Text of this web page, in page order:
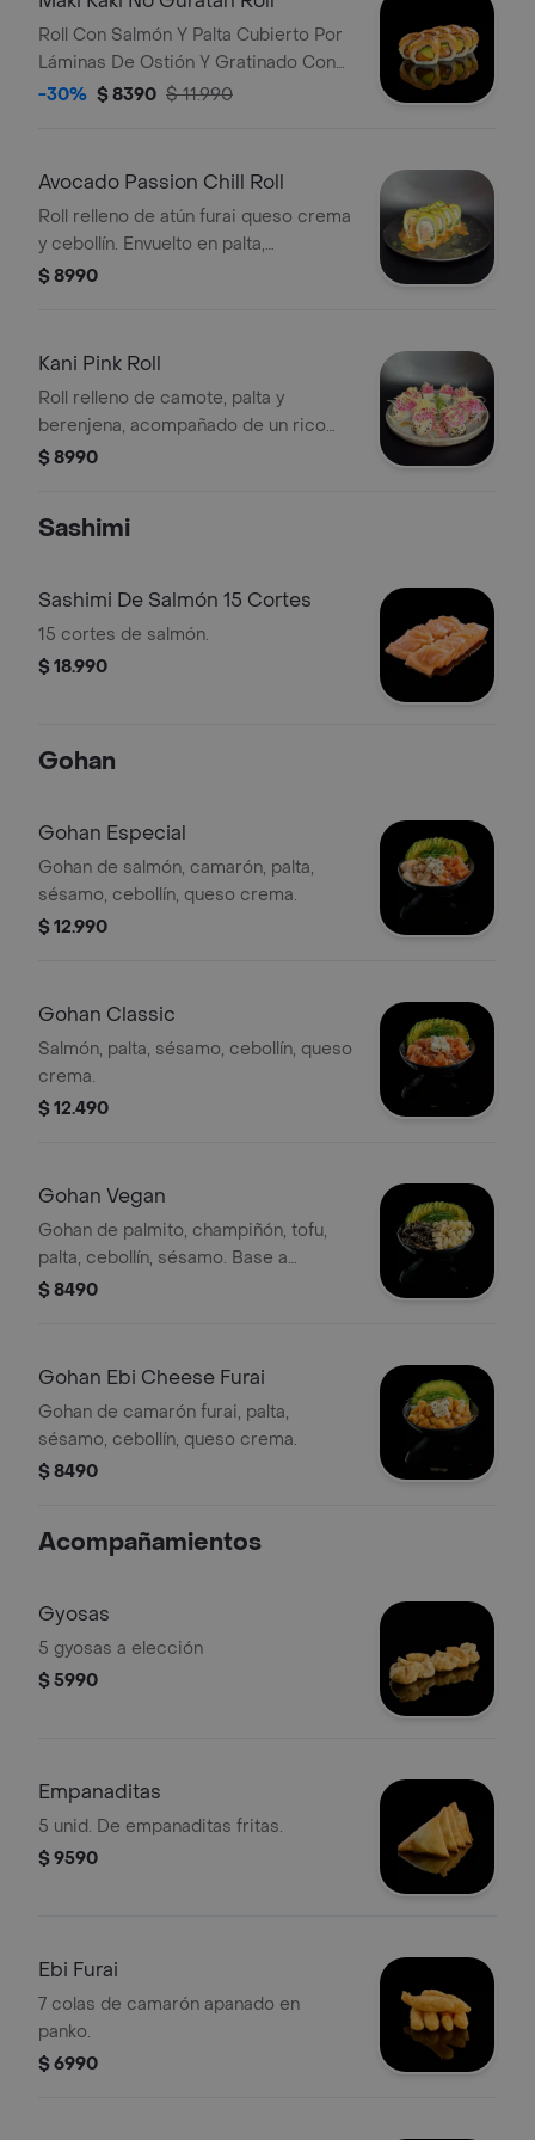
Roll Con Salmón Y Palta Cubierto Por
Láminas De Ostión Y Gratinado Con
Mantequilla Parmesana Y Toques De
-30% $ 8390 $ 11.990
Avocado Passion Chill Roll
Roll relleno de atún furai queso crema
y cebollín. Envuelto en palta,
acompañado de una rica salsa de
$ 8990
Kani Pink Roll
Roll relleno de camote, palta y
berenjena, acompañado de un rico
tartar de Kanikama en acevichada de
$ 8990
Sashimi
Sashimi De Salmón 15 Cortes
15 cortes de salmón.
$ 18.990
Gohan
Gohan Especial
Gohan de salmón, camarón, palta,
sésamo, cebollín, queso crema.
$ 12.990
Gohan Classic
Salmón, palta, sésamo, cebollín, queso
crema.
$ 12.490
Gohan Vegan
Gohan de palmito, champiñón, tofu,
palta, cebollín, sésamo. Base a
elección de arroz o lechuga.
$ 8490
Gohan Ebi Cheese Furai
Gohan de camarón furai, palta,
sésamo, cebollín, queso crema.
$ 8490
Acompañamientos
Gyosas
5 gyosas a elección
$ 5990
Empanaditas
5 unid. De empanaditas fritas.
$ 9590
Ebi Furai
7 colas de camarón apanado en
panko.
$ 6990